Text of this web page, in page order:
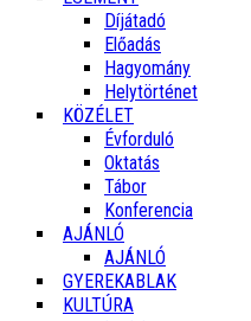
Díjátadó
Előadás
Hagyomány
Helytörténet
KÖZÉLET
Évforduló
Oktatás
Tábor
Konferencia
AJÁNLÓ
AJÁNLÓ
GYEREKABLAK
KULTÚRA